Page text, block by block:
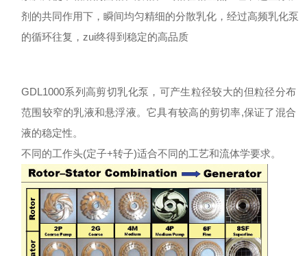
剂的共同作用下，瞬间均匀精细的分散乳化，经过高频乳化泵
的循环往复，zui终得到稳定的高品质
GDL1000系列高剪切乳化泵，可产生粒径较大的但粒径分布
范围较窄的乳液和悬浮液。它具有较高的剪切率,保证了混合
液的稳定性。
不同的工作头(定子+转子)适合不同的工艺和流体学要求。